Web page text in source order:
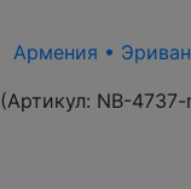
Армения •
(Артикул: NB-4737-